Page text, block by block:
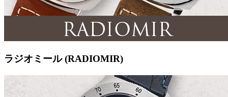
ラジオミール (RADIOMIR)